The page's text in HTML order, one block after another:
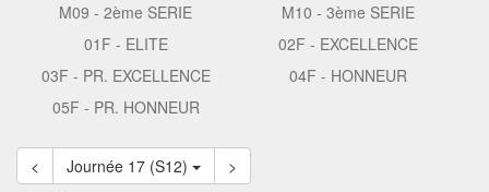
M09 - 2ème SERIE
M10 - 3ème SERIE
01F - ELITE
02F - EXCELLENCE
03F - PR. EXCELLENCE
04F - HONNEUR
05F - PR. HONNEUR
< Journée 17 (S12)
>